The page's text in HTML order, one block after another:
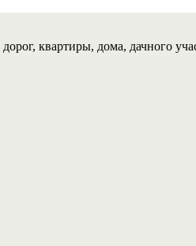
квартиры, дома, дачного